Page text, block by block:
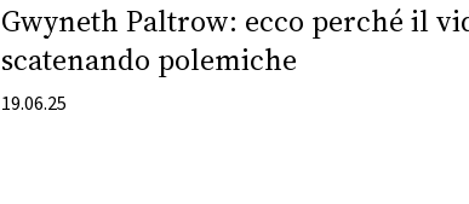
Gwyneth Paltrow: ecco perché il
scatenando polemiche
19.06.25